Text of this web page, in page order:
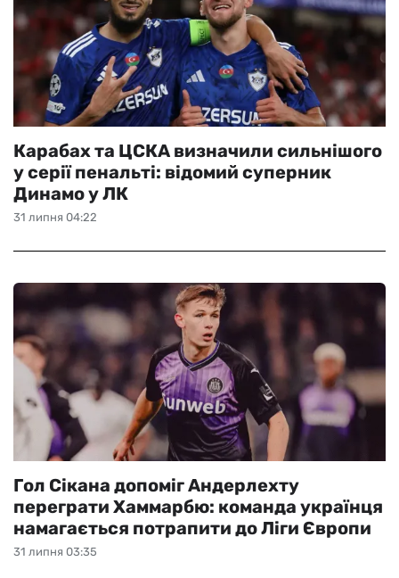
31 липня 04:22
Карабах та ЦСКА визначили сильнішого
у серії пенальті: відомий суперник
Динамо у ЛК
31 липня 03:35
Гол Сікана допоміг Андерлехту
переграти Хаммарбю: команда українця
намагається потрапити до Ліги Європи